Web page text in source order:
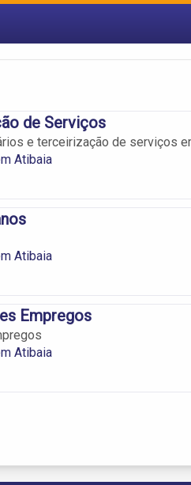
de Serviços
e terceirização de serviços
Atibaia
Atibaia
Empregos
Atibaia